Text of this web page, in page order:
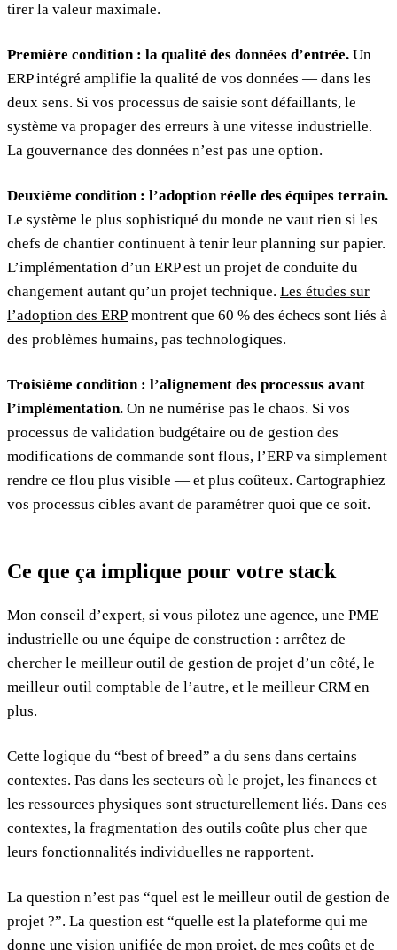
tirer la valeur maximale.
Première condition : la qualité des données d’entrée. Un
ERP intégré amplifie la qualité de vos données — dans les
deux sens. Si vos processus de saisie sont défaillants, le
système va propager des erreurs à une vitesse industrielle.
La gouvernance des données n’est pas une option.
Deuxième condition : l’adoption réelle des équipes terrain.
Le système le plus sophistiqué du monde ne vaut rien si les
chefs de chantier continuent à tenir leur planning sur papier.
L’implémentation d’un ERP est un projet de conduite du
changement autant qu’un projet technique. Les études sur
l’adoption des ERP montrent que 60 % des échecs sont liés à
des problèmes humains, pas technologiques.
Troisième condition : l’alignement des processus avant
l’implémentation. On ne numérise pas le chaos. Si vos
processus de validation budgétaire ou de gestion des
modifications de commande sont flous, l’ERP va simplement
rendre ce flou plus visible — et plus coûteux. Cartographiez
vos processus cibles avant de paramétrer quoi que ce soit.
Ce que ça implique pour votre stack
Mon conseil d’expert, si vous pilotez une agence, une PME
industrielle ou une équipe de construction : arrêtez de
chercher le meilleur outil de gestion de projet d’un côté, le
meilleur outil comptable de l’autre, et le meilleur CRM en
plus.
Cette logique du “best of breed” a du sens dans certains
contextes. Pas dans les secteurs où le projet, les finances et
les ressources physiques sont structurellement liés. Dans ces
contextes, la fragmentation des outils coûte plus cher que
leurs fonctionnalités individuelles ne rapportent.
La question n’est pas “quel est le meilleur outil de gestion de
projet ?”. La question est “quelle est la plateforme qui me
donne une vision unifiée de mon projet, de mes coûts et de